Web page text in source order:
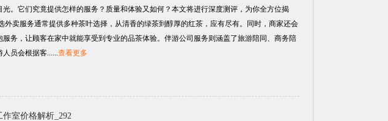
。它们究竟提供怎样的服务？质量和体验又如何？本文将进行深度测评，为你全方位揭
外卖服务通常提供多种茶叶选择，从清香的绿茶到醇厚的红茶，应有尽有。同时，商家还会
务，让顾客在家中就能享受到专业的品茶体验。伴游公司服务则涵盖了旅游陪同、商务陪
员会根据客......查看更多
室价格解析_292